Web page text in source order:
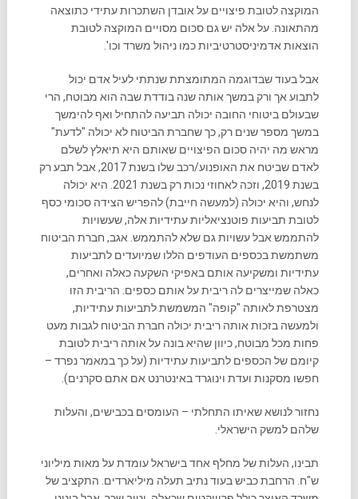
המוקצה לטובת פיצויים על אובדן השתכרות עתידי כתוצאה
מהתאונה. על אלה יש גם סכום מסויים המוקצה לטובת
הוצאות אדמיניסטרטיביות כמו ניהול משרד וכו'.
אבל בעוד שבדוגמה המתומצתת שנתתי לעיל אדם יכול
לתבוע אך ורק במשך אותה שנה בודדת שבה הוא מבוטח, הרי
שבעולם ביטוחי החובה יכולה תביעה להתחיל ואף להימשך
במשך מספר שנים רק, כך שחברת הביטוח לא יכולה "לדעת"
מראש מה יהיה סכום הפיצויים שאותם היא תיאלץ לשלם
לאדם שביטח את האופנוע/רכב שלו בשנת 2017, אבל תבע רק
בשנת 2019, וזכה לאחוזי נכות רק בשנת 2021. היא יכולה
לנחש, והיא יכולה (למעשה חייבת) להפריש הצידה סכומי כסף
לטובת תביעות פוטנציאליות עתידיות אלה, שעשויות
להתממש אבל עשויות גם שלא להתממש. אגב, חברת הביטוח
משתמשת בכספים העודפים הללו שמיועדים לתביעות
עתידיות ומשקיעה אותם באפיקי השקעה כאלה ואחרים,
כאלה שמייצרים לה ריבית על אותם כספים. הריבית הזו
מצטרפת לאותה "קופה" המשמשת לתביעות עתידיות,
ולמעשה בזכות אותה ריבית יכולה חברת הביטוח לגבות מעט
פחות מכל מבוטח, כיוון שהיא בונה על אותה ריבית לטובת
קיומם של הכספים לתביעות עתידיות (על כך במאמר נפרד –
חפשו מסקנות ועדת וינוגרד באינטרנט אם אתם סקרנים).
נחזור לנושא שאיתו התחלתי – העומסים בכבישים, והעלות
שלהם למשק הישראלי.
תבינו, העלות של מחלף אחד בישראל עומדת על מאות מיליוני
ש"ח. הרחבת כביש בעוד נתיב תעלה מיליארדים. התקציב של